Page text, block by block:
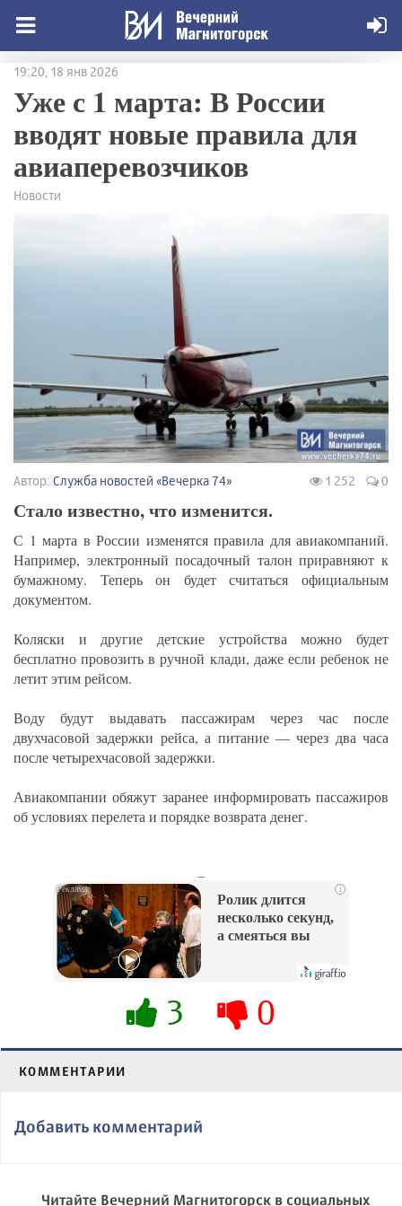
19:20, 18 янв 2026
Уже с 1 марта: В России
вводят новые правила для
авиаперевозчиков
Новости
Автор: Служба новостей «Вечерка 74» 1 252 0
Стало известно, что изменится.
С 1 марта в России изменятся правила для авиакомпаний.
Например, электронный посадочный талон приравняют к
бумажному. Теперь он будет считаться официальным
документом.
Коляски и другие детские устройства можно будет
бесплатно провозить в ручной клади, даже если ребенок не
летит этим рейсом.
Воду будут выдавать пассажирам через час после
двухчасовой задержки рейса, а питание — через два часа
после четырехчасовой задержки.
Авиакомпании обяжут заранее информировать пассажиров
об условиях перелета и порядке возврата денег.
i
Ролик длится
несколько секунд,
а смеяться вы
3 0
КОММЕНТАРИИ
Добавить комментарий
Читайте Вечерний Магнитогорск в социальных